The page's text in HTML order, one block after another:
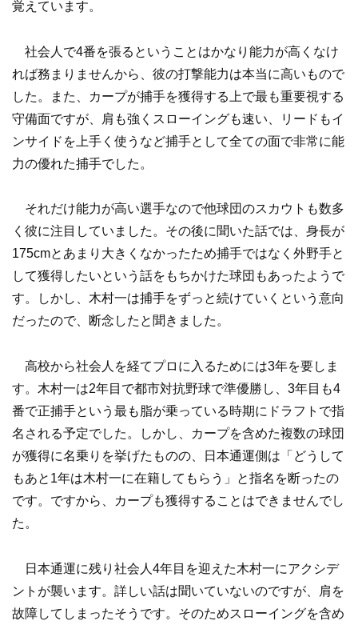
覚えています。
社会人で4番を張るということはかなり能力が高くなけ
れば務まりませんから、彼の打撃能力は本当に高いもので
した。また、カープが捕手を獲得する上で最も重要視する
守備面ですが、肩も強くスローイングも速い、リードもイ
ンサイドを上手く使うなど捕手として全ての面で非常に能
力の優れた捕手でした。
それだけ能力が高い選手なので他球団のスカウトも数多
く彼に注目していました。その後に聞いた話では、身長が
175cmとあまり大きくなかったため捕手ではなく外野手と
して獲得したいという話をもちかけた球団もあったようで
す。しかし、木村一は捕手をずっと続けていくという意向
だったので、断念したと聞きました。
高校から社会人を経てプロに入るためには3年を要しま
す。木村一は2年目で都市対抗野球で準優勝し、3年目も4
番で正捕手という最も脂が乗っている時期にドラフトで指
名される予定でした。しかし、カープを含めた複数の球団
が獲得に名乗りを挙げたものの、日本通運側は「どうして
もあと1年は木村一に在籍してもらう」と指名を断ったの
です。ですから、カープも獲得することはできませんでし
た。
日本通運に残り社会人4年目を迎えた木村一にアクシデ
ントが襲います。詳しい話は聞いていないのですが、肩を
故障してしまったそうです。そのためスローイングを含め